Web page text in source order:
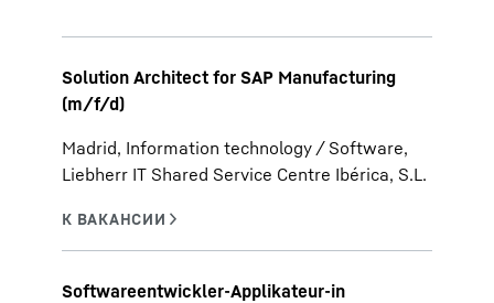
Solution Architect for SAP Manufacturing
(m/f/d)
Madrid, Information technology / Software,
Liebherr IT Shared Service Centre Ibérica, S.L.
Softwareentwickler-Applikateur-in